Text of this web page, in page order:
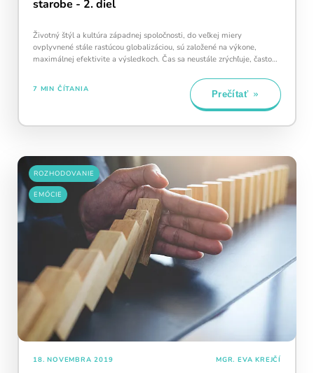
tréningu, ako svietivosť žiarovky.
1 2 3 4 5
Pravidelný krátky tréning
starobe - 2. diel
Životný štýl a kultúra západnej spoločnosti, do veľkej miery
ovplyvnené stále rastúcou globalizáciou, sú založené na výkone,
maximálnej efektivite a výsledkoch. Čas sa neustále zrýchľuje, často
7 MIN ČÍTANIA
Prečítať
ROZHODOVANIE
EMÓCIE
18. NOVEMBRA 2019 MGR. EVA KREJČÍ